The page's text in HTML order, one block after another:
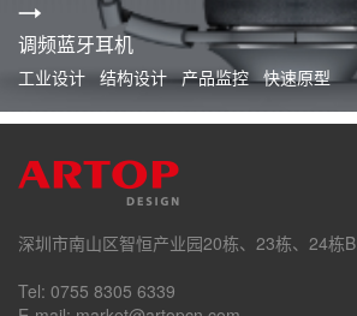
调频蓝牙耳机
工业设计 结构设计 产品监控 快速原型
深圳市南山区智恒产业园20栋、23栋、24栋B
Tel: 0755 8305 6339